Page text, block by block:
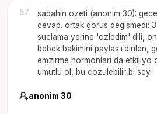
57.
sabahin ozeti (anonim 30):
cevap. ortak gorus degismedi:
suclama yerine 'ozledim' dili,
bebek bakimini paylas+dinlen,
emzirme hormonlari da etkiliyo
umutlu ol, bu cozulebilir bi sey.
anonim 30